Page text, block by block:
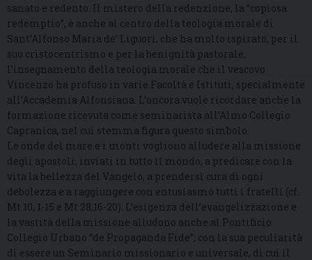
sanato e redento. Il mistero della redenzione, la “copiosa
redemptio”, è anche al centro della teologia morale di
Sant’Alfonso Maria de’ Liguori, che ha molto ispirato, per il
suo cristocentrismo e per la benignità pastorale,
l’insegnamento della teologia morale che il vescovo
Vincenzo ha profuso in varie Facoltà e Istituti, specialmente
all’Accademia Alfonsiana. L’ancora vuole ricordare anche la
formazione ricevuta come seminarista all’Almo Collegio
Capranica, nel cui stemma figura questo simbolo.
Le onde del mare e i monti vogliono alludere alla missione
degli apostoli, inviati in tutto il mondo, a predicare con la
vita la bellezza del Vangelo, a prendersi cura di ogni
debolezza e a raggiungere con entusiasmo tutti i fratelli (cf.
Mt 10, 1-15 e Mt 28,16-20). L’esigenza dell’evangelizzazione e
la vastità della missione alludono anche al Pontificio
Collegio Urbano “de Propaganda Fide”, con la sua peculiarità
di essere un Seminario missionario e universale, di cui il